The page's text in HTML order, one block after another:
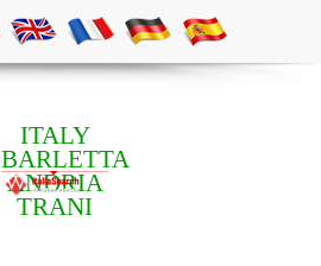
ITALY
BARLETTA
ANDRIA
TRANI